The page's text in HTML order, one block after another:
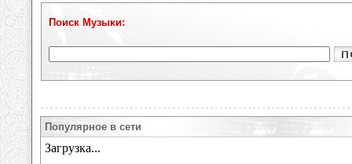
Поиск Музыки:
Популярное в сети